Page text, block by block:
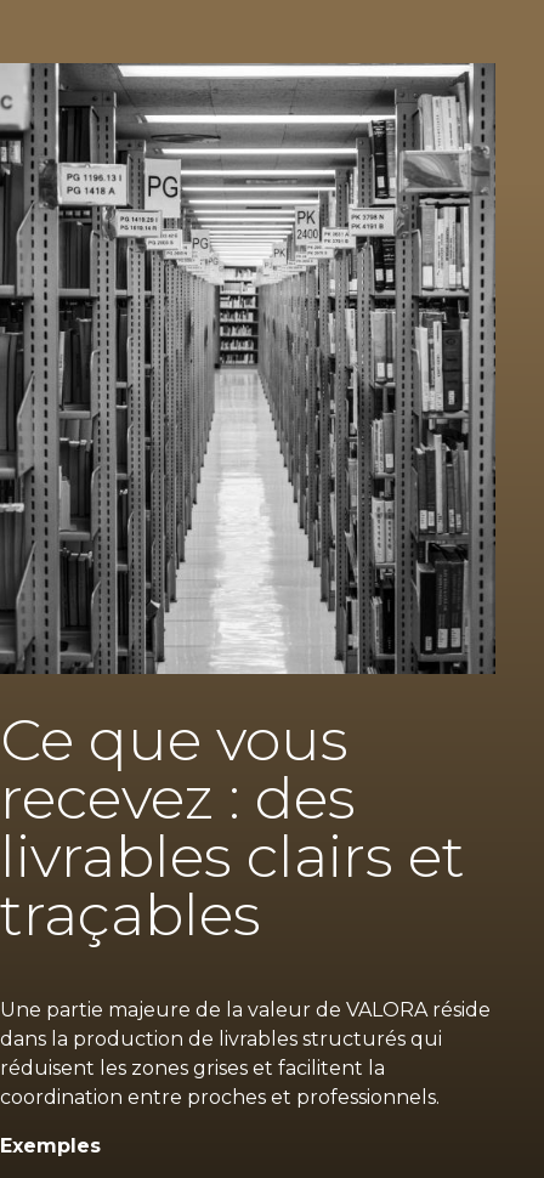
Ce que vous
recevez : des
livrables clairs et
traçables
Une partie majeure de la valeur de VALORA réside
dans la production de livrables structurés qui
réduisent les zones grises et facilitent la
coordination entre proches et professionnels.
Exemples